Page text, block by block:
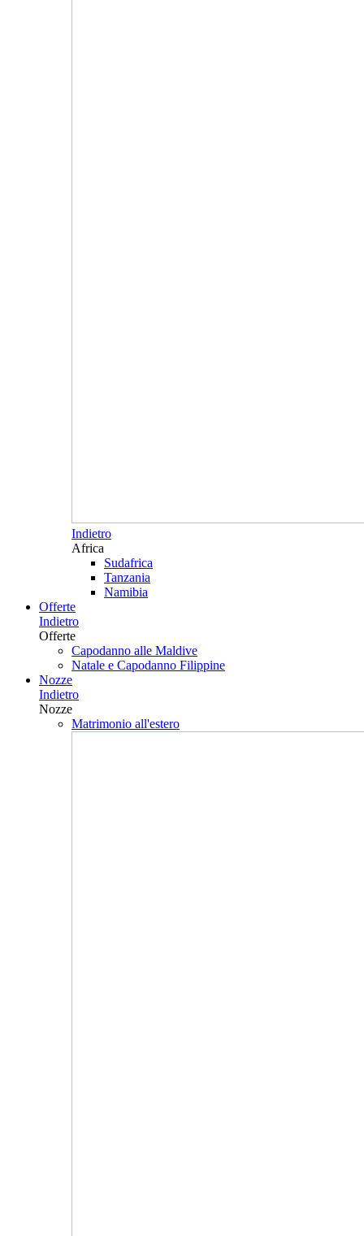
Indietro
Africa
Sudafrica
Tanzania
Namibia
Offerte
Indietro
Offerte
Capodanno alle Maldive
Natale e Capodanno Filippine
Nozze
Indietro
Nozze
Matrimonio all'estero